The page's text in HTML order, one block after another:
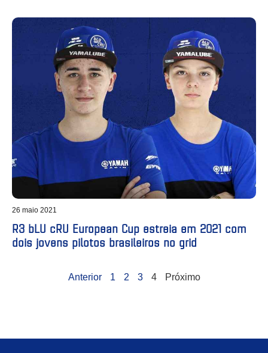
26 maio 2021
R3 bLU cRU European Cup estreia em 2021 com
dois jovens pilotos brasileiros no grid
Anterior 1 2 3 4 Próximo